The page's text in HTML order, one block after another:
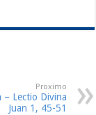
Proximo
– Lectio Divina
Juan 1, 45-51